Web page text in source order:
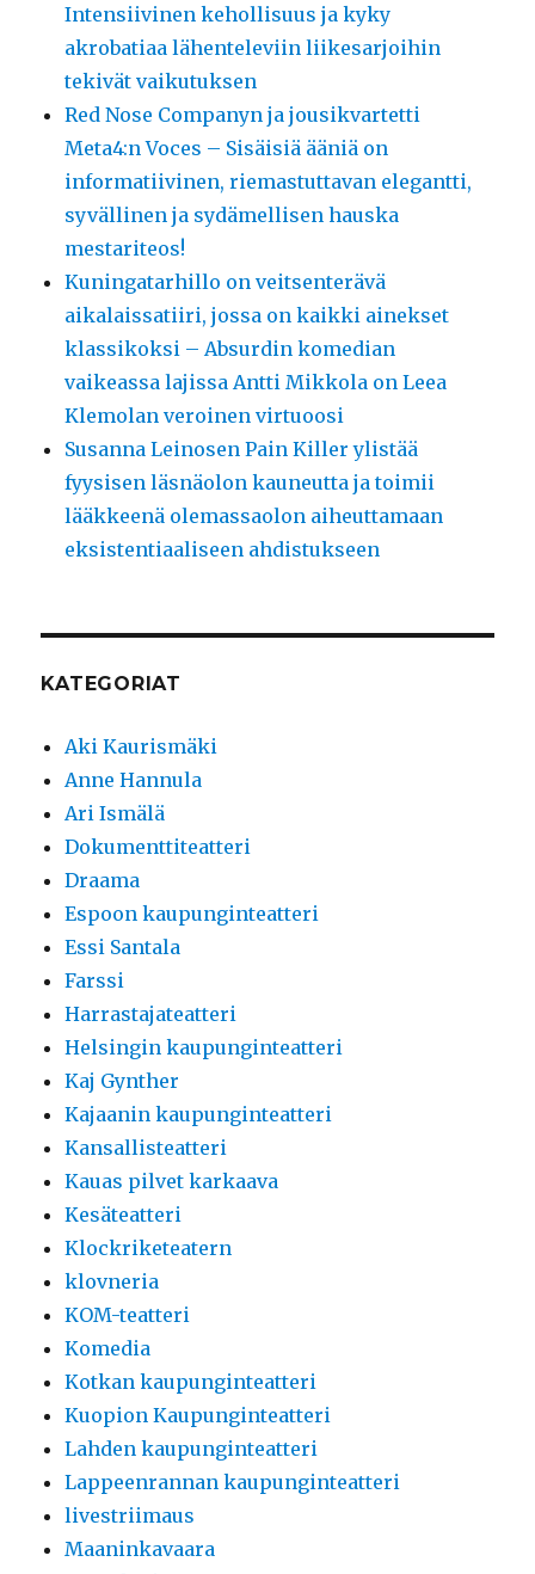
Intensiivinen kehollisuus ja kyky
akrobatiaa lähenteleviin liikesarjoihin
tekivät vaikutuksen
Red Nose Companyn ja jousikvartetti
Meta4:n Voces – Sisäisiä ääniä on
informatiivinen, riemastuttavan elegantti,
syvällinen ja sydämellisen hauska
mestariteos!
Kuningatarhillo on veitsenterävä
aikalaissatiiri, jossa on kaikki ainekset
klassikoksi – Absurdin komedian
vaikeassa lajissa Antti Mikkola on Leea
Klemolan veroinen virtuoosi
Susanna Leinosen Pain Killer ylistää
fyysisen läsnäolon kauneutta ja toimii
lääkkeenä olemassaolon aiheuttamaan
eksistentiaaliseen ahdistukseen
KATEGORIAT
Aki Kaurismäki
Anne Hannula
Ari Ismälä
Dokumenttiteatteri
Draama
Espoon kaupunginteatteri
Essi Santala
Farssi
Harrastajateatteri
Helsingin kaupunginteatteri
Kaj Gynther
Kajaanin kaupunginteatteri
Kansallisteatteri
Kauas pilvet karkaava
Kesäteatteri
Klockriketeatern
klovneria
KOM-teatteri
Komedia
Kotkan kaupunginteatteri
Kuopion Kaupunginteatteri
Lahden kaupunginteatteri
Lappeenrannan kaupunginteatteri
livestriimaus
Maaninkavaara